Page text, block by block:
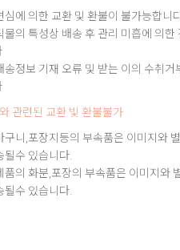
심에 의한 교환 및 환불이 불가능합니
물의 특성상 배송 후 관리 미흡에 의
송정보 기재 오류 및 받는 이의 수취
관련된 교환 빛 환불불가
구니,포장지등의 부속품은 이미지와
될수 있습니다.
품의 화분,포장의 부속품은 이미지와
될수 있습니다.